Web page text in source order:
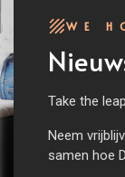
WE
Take the
Neem
samen hoe